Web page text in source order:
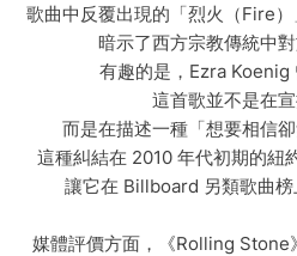
歌曲中反覆出現的「烈火（Fire
暗示了西方宗教傳統中對
有趣的是，Ezra Koenig
這首歌並不是在宣
而是在描述一種「想要相信卻
這種糾結在 2010 年代初期的紐
讓它在 Billboard 另類歌曲榜
媒體評價方面，《Rolling Stone